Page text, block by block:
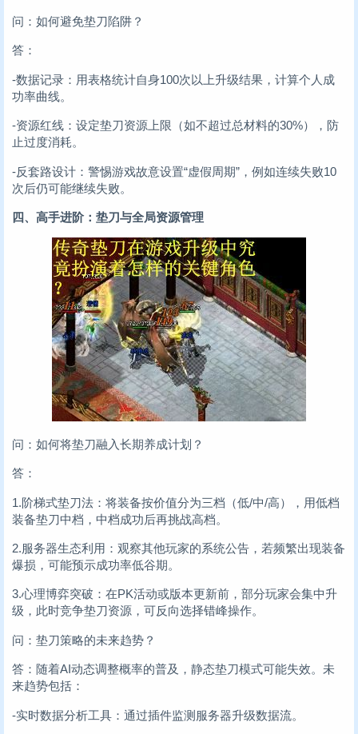
问：如何避免垫刀陷阱？
答：
-数据记录：用表格统计自身100次以上升级结果，计算个人成
功率曲线。
-资源红线：设定垫刀资源上限（如不超过总材料的30%），防
止过度消耗。
-反套路设计：警惕游戏故意设置“虚假周期”，例如连续失败10
次后仍可能继续失败。
四、高手进阶：垫刀与全局资源管理
问：如何将垫刀融入长期养成计划？
答：
1.阶梯式垫刀法：将装备按价值分为三档（低/中/高），用低档
装备垫刀中档，中档成功后再挑战高档。
2.服务器生态利用：观察其他玩家的系统公告，若频繁出现装备
爆损，可能预示成功率低谷期。
3.心理博弈突破：在PK活动或版本更新前，部分玩家会集中升
级，此时竞争垫刀资源，可反向选择错峰操作。
问：垫刀策略的未来趋势？
答：随着AI动态调整概率的普及，静态垫刀模式可能失效。未
来趋势包括：
-实时数据分析工具：通过插件监测服务器升级数据流。